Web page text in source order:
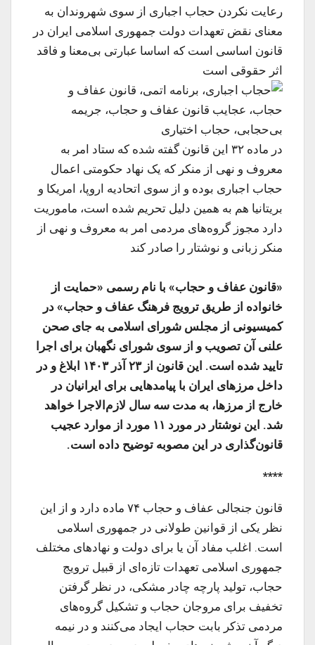
رعایت نکردن حجاب اجباری از سوی شهروندان به
معنای نقض تعهدات دولت جمهوری اسلامی ایران در
قانون اساسی است که اساسا عبارتی بی‌معنا و فاقد
اثر حقوقی است
در ماده ۳۲ این قانون گفته شده که ستاد امر به
معروف و نهی از منکر که یک نهاد حکومتی اعمال
حجاب اجباری بوده و از سوی اتحادیه اروپا، امریکا و
بریتانیا هم به همین دلیل تحریم شده است، ماموریت
دارد مجوز گروه‌های مردمی امر به معروف و نهی از
منکر زبانی و نوشتار را صادر کند
«قانون عفاف و حجاب» با نام رسمی «حمایت از
خانواده از طریق ترویج فرهنگ عفاف و حجاب» در
کمیسیونی از مجلس شورای اسلامی به جای صحن
علنی آن تصویب و از سوی شورای نگهبان برای اجرا
تایید شده است. این قانون از ۲۳ آذر ۱۴۰۳ ابلاغ و در
داخل مرزهای ایران با پیامدهایی برای ایرانیان در
خارج از مرزها، به مدت سه سال لازم‌الاجرا خواهد
شد. این نوشتار در مورد ۱۱ مورد از موارد عجیب
قانون‌گذاری در این مصوبه توضیح داده است.
****
قانون جنجالی عفاف و حجاب ۷۴ ماده دارد و از این
نظر یکی از قوانین طولانی در جمهوری اسلامی
است. اغلب مفاد آن یا برای دولت و نهادهای مختلف
جمهوری اسلامی تعهدات تازه‌ای از قبیل ترویج
حجاب، تولید پارچه چادر مشکی، در نظر گرفتن
تخفیف برای مروجان حجاب و تشکیل گروه‌های
مردمی تذکر بابت حجاب ایجاد می‌کنند و در نیمه